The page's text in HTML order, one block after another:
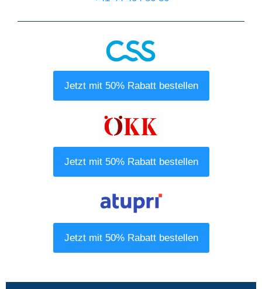
Jetzt mit 50% Rabatt bestellen
Jetzt mit 50% Rabatt bestellen
Jetzt mit 50% Rabatt bestellen